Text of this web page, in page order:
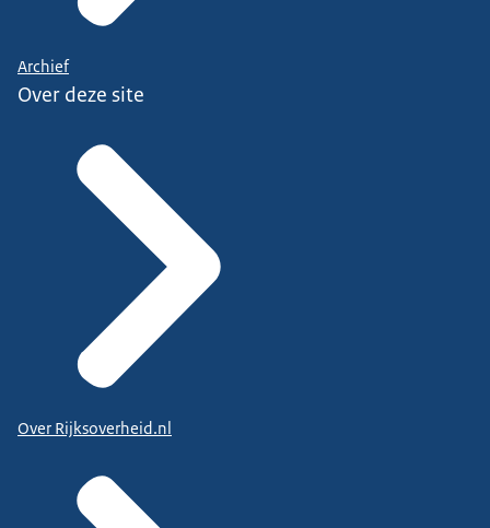
Archief
Over deze site
Over Rijksoverheid.nl